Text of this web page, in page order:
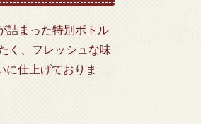
詰まった特別ボトル
く、フレッシュな味
に仕上げておりま